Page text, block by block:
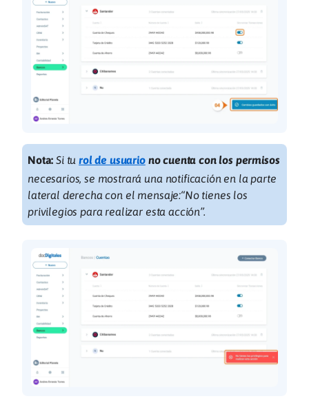
Nota: Si turol de usuariono cuenta con los permisos
necesarios, se mostrará una notificación en la parte
lateral derecha con el mensaje:“No tienes los
privilegios para realizar esta acción”.